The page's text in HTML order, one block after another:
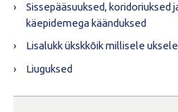
Sissepääsuuksed,
käepidemega käänduksed
Lisalukk ükskkõik millisele uksele
Liuguksed